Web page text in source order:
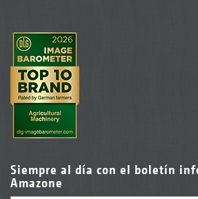
Siempre al día con el boletín
Amazone